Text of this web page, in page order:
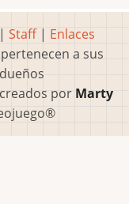
| Staff| Enlaces
a sus
por Marty